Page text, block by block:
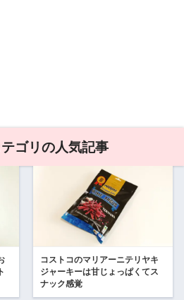
ゴリの人気記事
コストコのマリアーニテリヤキ
ジャーキーは甘じょっぱくてス
ナック感覚